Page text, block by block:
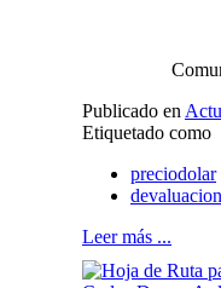
Publicado en
Etiquetado como
preciodolar
Leer más ...